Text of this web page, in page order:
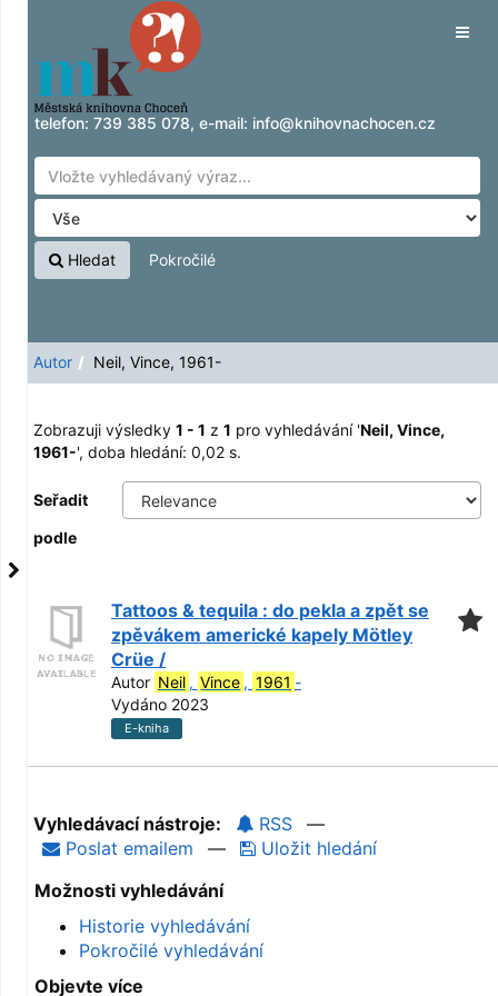
Zobrazuji výsledky1 - 1z
Přeskočit na obsah
telefon: 739 385 078, e-mail: info@knihovnachocen.cz
Hledat Pokročilé
Autor Neil, Vince, 1961-
Zobrazuji výsledky 1 - 1 z 1 pro vyhledávání 'Neil, Vince,
1961-', doba hledání: 0,02 s.
Seřadit
podle
Tattoos & tequila : do pekla a zpět se
zpěvákem americké kapely Mötley
Crüe /
Autor Neil , Vince , 1961 -
Vydáno 2023
E-kniha
Vyhledávací nástroje: RSS
—
Poslat emailem
—
Uložit hledání
Možnosti vyhledávání
Historie vyhledávání
Pokročilé vyhledávání
Objevte více